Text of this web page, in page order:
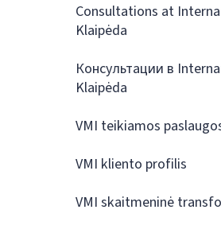
Consultations at
Klaipėda
Консультации в
Klaipėda
VMI teikiamos
VMI kliento profilis
VMI skaitmeninė